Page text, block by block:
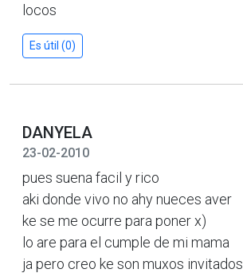
locos
Es útil (0)
DANYELA
23-02-2010
pues suena facil y rico
aki donde vivo no ahy nueces aver
ke se me ocurre para poner x)
lo are para el cumple de mi mama
ja pero creo ke son muxos invitados